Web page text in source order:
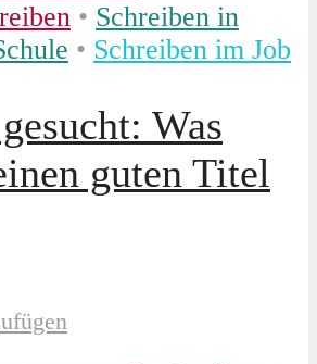
• Schreiben in
• Schreiben im Job
Was
guten Titel